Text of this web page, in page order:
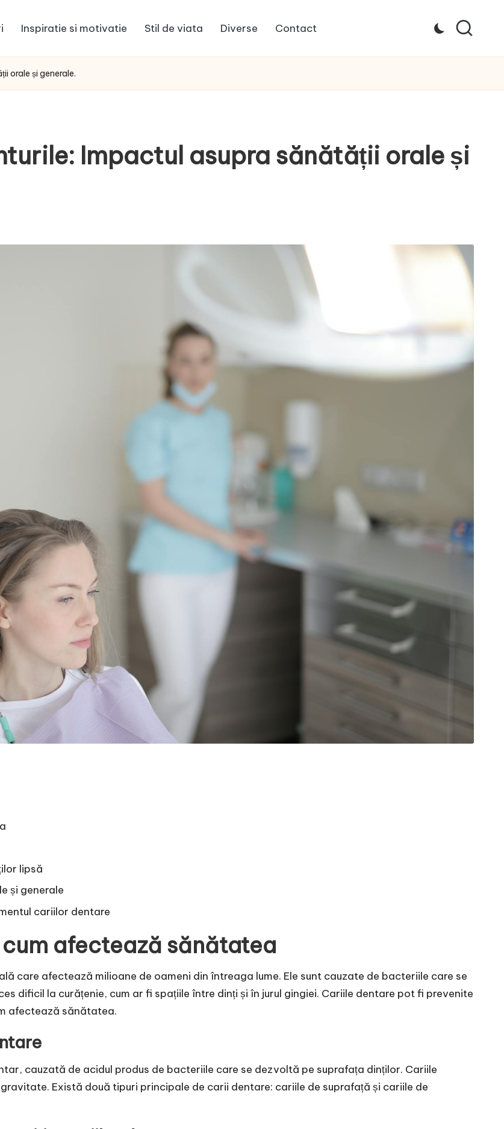
Inspiratie si motivatie Stil de viata Diverse Contact
orale și generale.
Impactul asupra sănătății orale și
lipsă
și generale
cariilor dentare
afectează sănătatea
care afectează milioane de oameni din întreaga lume. Ele sunt cauzate de bacteriile care se
dificil la curățenie, cum ar fi spațiile între dinți și în jurul gingiei. Cariile dentare pot fi prevenite
afectează sănătatea.
cauzată de acidul produs de bacteriile care se dezvoltă pe suprafața dinților. Cariile
Există două tipuri principale de carii dentare: cariile de suprafață și cariile de